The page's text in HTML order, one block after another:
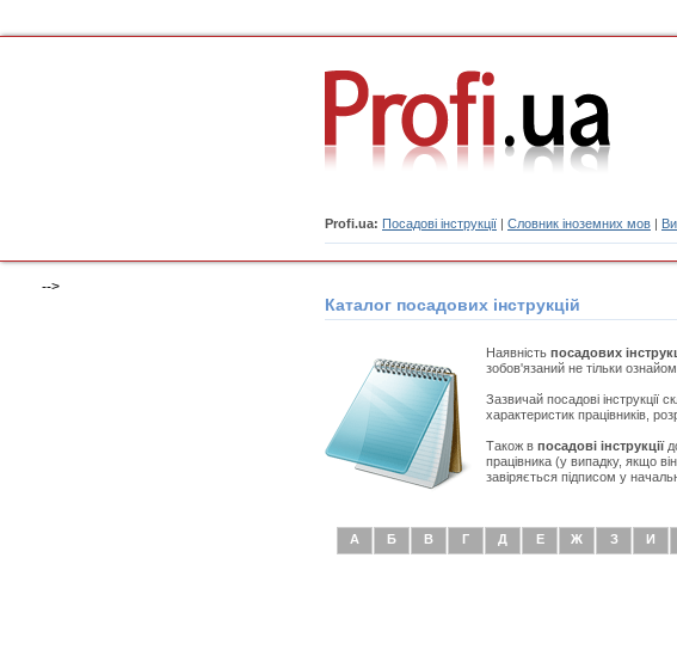
Profi.ua: Посадові інструкції | Словник іноземних мов |
-->
Каталог посадових інструкцій
Наявність посадових
зобов'язаний не тільки
Зазвичай посадові інструкції
характеристик працівників,
Також в посадові інструкції
працівника (у випадку, якщо
завіряється підписом у
А Б В Г Д Е Ж З И